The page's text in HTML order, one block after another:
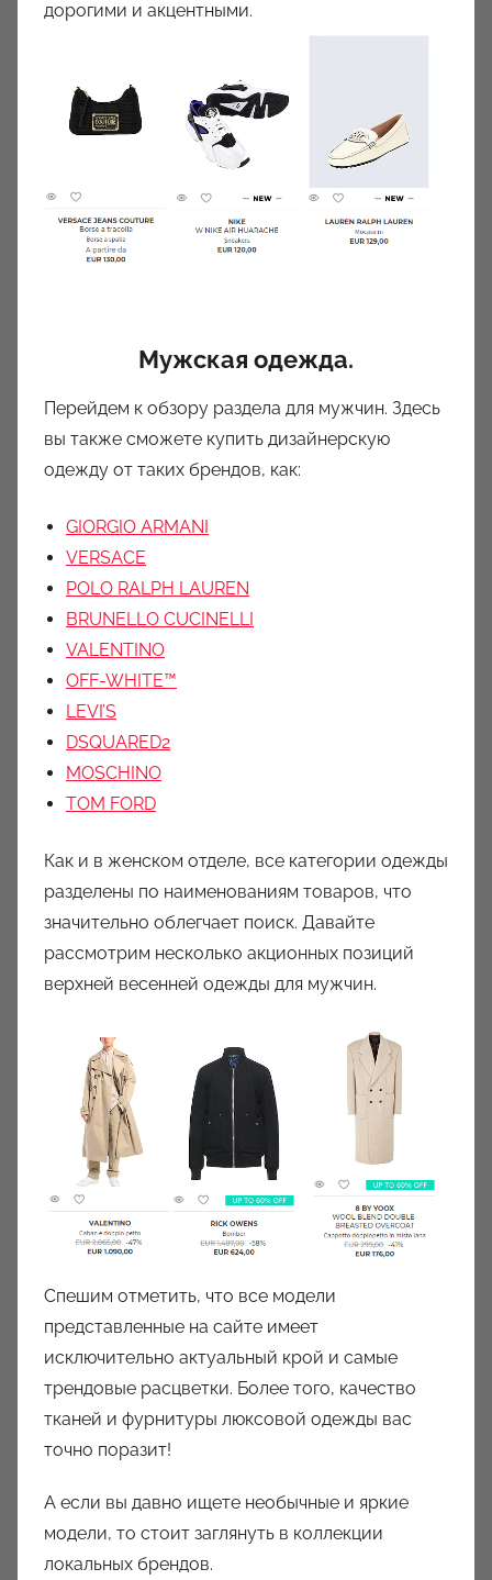
дорогими и акцентными.
Мужская одежда.
Перейдем к обзору раздела для мужчин. Здесь
вы также сможете купить дизайнерскую
одежду от таких брендов, как:
GIORGIO ARMANI
VERSACE
POLO RALPH LAUREN
BRUNELLO CUCINELLI
VALENTINO
OFF-WHITE™
LEVI’S
DSQUARED2
MOSCHINO
TOM FORD
Как и в женском отделе, все категории одежды
разделены по наименованиям товаров, что
значительно облегчает поиск. Давайте
рассмотрим несколько акционных позиций
верхней весенней одежды для мужчин.
Спешим отметить, что все модели
представленные на сайте имеет
исключительно актуальный крой и самые
трендовые расцветки. Более того, качество
тканей и фурнитуры люксовой одежды вас
точно поразит!
А если вы давно ищете необычные и яркие
модели, то стоит заглянуть в коллекции
локальных брендов.